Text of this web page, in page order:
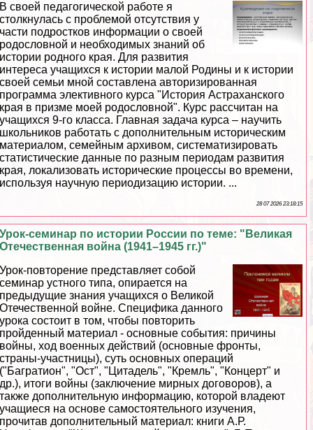
В своей педагогической работе я
столкнулась с проблемой отсутствия у
части подростков информации о своей
родословной и необходимых знаний об
истории родного края. Для развития
интереса учащихся к истории малой Родины и к истории
своей семьи мной составлена авторизированная
программа элективного курса "История Астpaxaнского
края в призме моей родословной". Курс рассчитан на
учащихся 9-го класса. Главная задача курса – научить
школьников работать с дополнительным историческим
материалом, семейным архивом, систематизировать
статистические данные по разным периодам развития
края, локализовать исторические процессы во времени,
используя научную периодизацию истории. ...
28 07 2026 23:18:15
Урок-семинар по истории России по теме: "Великая
Отечественная война (1941–1945 гг.)"
Урок-повторение представляет собой
семинар устного типа, опирается на
предыдущие знания учащихся о Великой
Отечественной войне. Специфика данного
урока состоит в том, чтобы повторить
пройденный материал - основные события: причины
войны, ход военных действий (основные фронты,
страны-участницы), суть основных операций
("Багратион", "Ост", "Цитадель", "Кремль", "Концерт" и
др.), итоги войны (заключение мирных договоров), а
также дополнительную информацию, которой владеют
учащиеся на основе самостоятельного изучения,
прочитав дополнительный материал: книги А.Р.